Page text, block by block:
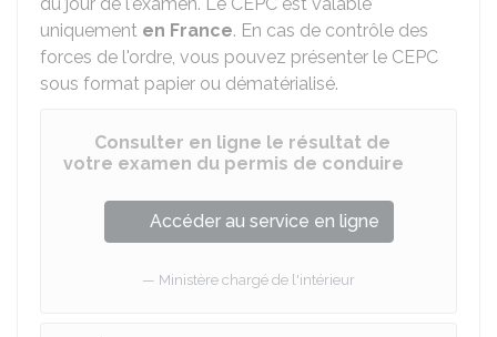
uniquement en France. En cas de contrôle des
forces de l'ordre, vous pouvez présenter le CEPC
sous format papier ou dématérialisé.
Consulter en ligne le résultat de
votre examen du permis de conduire
Accéder au service en ligne
Ministère chargé de l'intérieur